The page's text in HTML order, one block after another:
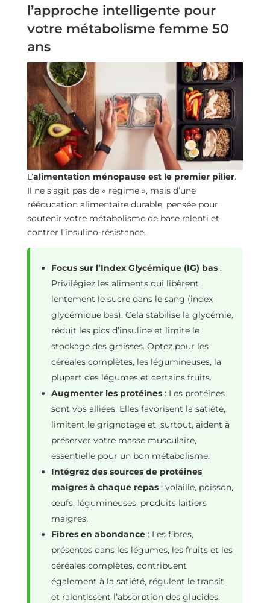
l’approche intelligente pour
votre métabolisme femme 50
ans
L’alimentation ménopause est le premier pilier.
Il ne s’agit pas de « régime », mais d’une
rééducation alimentaire durable, pensée pour
soutenir votre métabolisme de base ralenti et
contrer l’insulino-résistance.
Focus sur l’Index Glycémique (IG) bas:
Privilégiez les aliments qui libèrent
lentement le sucre dans le sang (index
glycémique bas). Cela stabilise la glycémie,
réduit les pics d’insuline et limite le
stockage des graisses. Optez pour les
céréales complètes, les légumineuses, la
plupart des légumes et certains fruits.
Augmenter les protéines: Les protéines
sont vos alliées. Elles favorisent la satiété,
limitent le grignotage et, surtout, aident à
préserver votre masse musculaire,
essentielle pour un bon métabolisme.
Intégrez des sources de protéines
maigres à chaque repas: volaille, poisson,
œufs, légumineuses, produits laitiers
maigres.
Fibres en abondance: Les fibres,
présentes dans les légumes, les fruits et les
céréales complètes, contribuent
également à la satiété, régulent le transit
et ralentissent l’absorption des glucides.